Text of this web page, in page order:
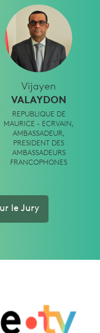
Vijayen
VALAYDON
REPUBLIQUE DE
MAURICE - ECRVAIN,
AMBASSADEUR,
PRESIDENT DES
AMBASSADEURS
FRANCOPHONES
le Jury